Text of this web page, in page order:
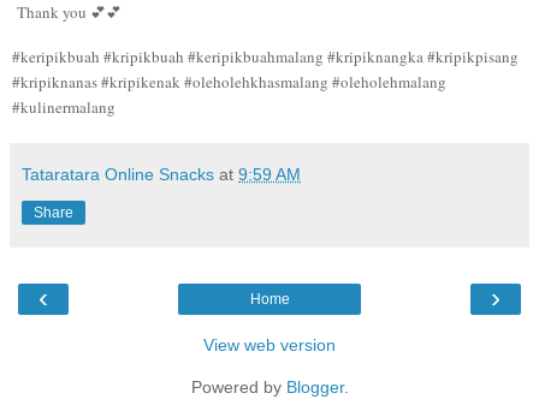
Thank you 💕💕
#keripikbuah #kripikbuah #keripikbuahmalang #kripiknangka #kripikpisang
#kripiknanas #kripikenak #oleholehkhasmalang #oleholehmalang
#kulinermalang
Tataratara Online Snacks at 9:59 AM
Share
‹ ›
Home
View web version
Powered by Blogger.